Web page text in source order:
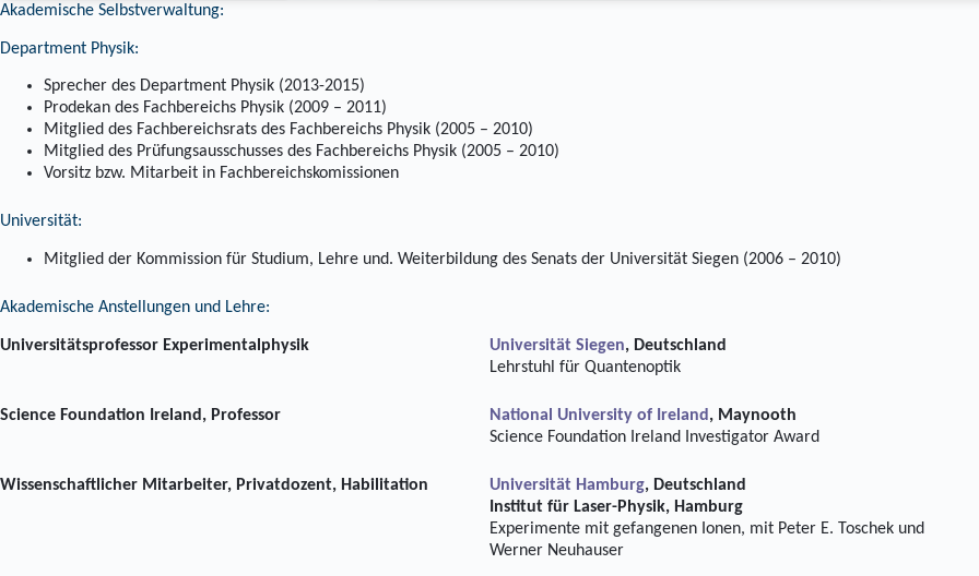
Akademische Selbstverwaltung:
Department Physik:
Sprecher des Department Physik (2013-2015)
Prodekan des Fachbereichs Physik (2009 – 2011)
Mitglied des Fachbereichsrats des Fachbereichs Physik (2005 – 2010)
Mitglied des Prüfungsausschusses des Fachbereichs Physik (2005 – 2010)
Vorsitz bzw. Mitarbeit in Fachbereichskomissionen
Universität:
Mitglied der Kommission für Studium, Lehre und. Weiterbildung des Senats der Universität Siegen (2006 – 2010)
Akademische Anstellungen und Lehre:
Universitätsprofessor Experimentalphysik Universität Siegen, Deutschland
Lehrstuhl für Quantenoptik
Science Foundation Ireland, Professor National University of Ireland , Maynooth
Science Foundation Ireland Investigator Award
Wissenschaftlicher Mitarbeiter, Privatdozent, Habilitation Universität Hamburg, Deutschland
Institut für Laser-Physik, Hamburg
Experimente mit gefangenen Ionen, mit Peter E. Toschek und
Werner Neuhauser